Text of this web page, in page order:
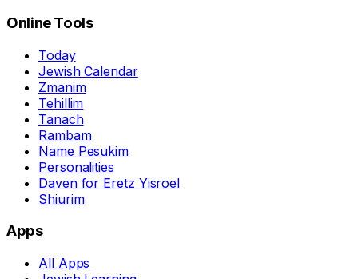
Online Tools
Today
Jewish Calendar
Zmanim
Tehillim
Tanach
Rambam
Name Pesukim
Personalities
Daven for Eretz Yisroel
Shiurim
Apps
All Apps